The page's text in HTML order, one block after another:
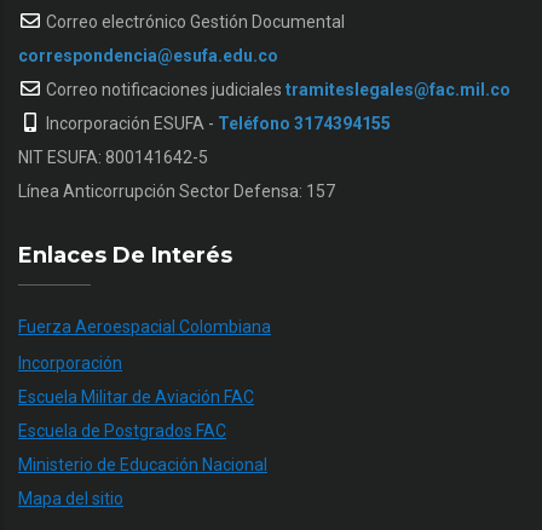
Correo electrónico Gestión Documental
correspondencia@esufa.edu.co
Correo notificaciones judiciales tramiteslegales@fac.mil.co
Incorporación ESUFA - Teléfono 3174394155
NIT ESUFA: 800141642-5
Línea Anticorrupción Sector Defensa: 157
Enlaces De Interés
Fuerza Aeroespacial Colombiana
Incorporación
Escuela Militar de Aviación FAC
Escuela de Postgrados FAC
Ministerio de Educación Nacional
Mapa del sitio